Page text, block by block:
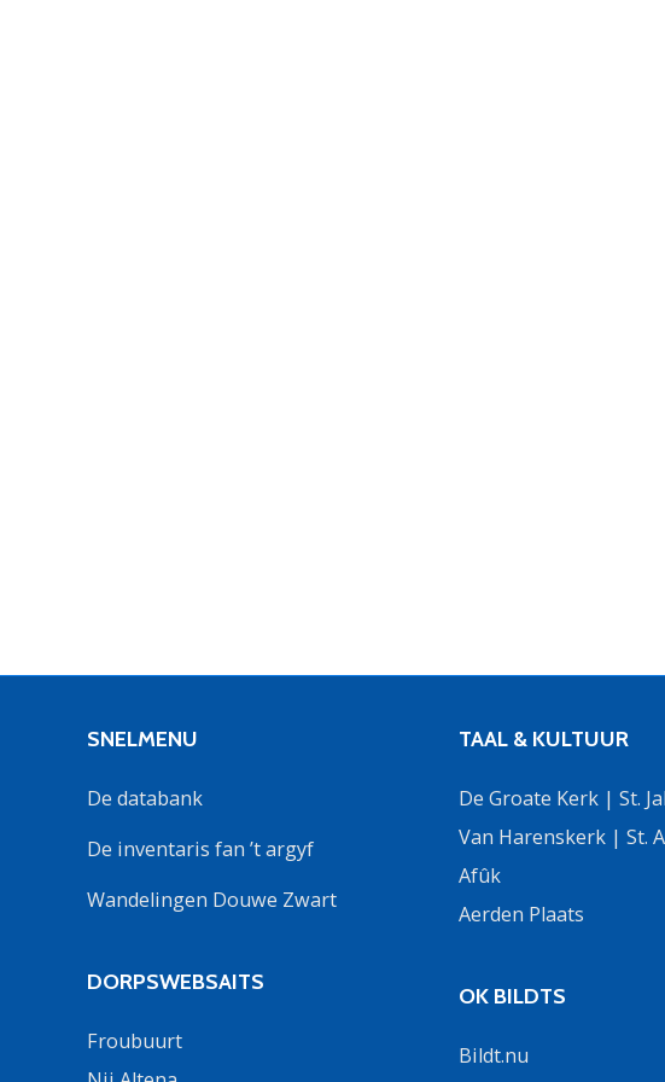
SNELMENU
De databank
De inventaris fan ’t argyf
Wandelingen Douwe Zwart
DORPSWEBSAITS
Froubuurt
TAAL & KULTUUR
De Groate Kerk | St.
Van Harenskerk | St.
Afûk
Aerden Plaats
OK BILDTS
Bildt.nu